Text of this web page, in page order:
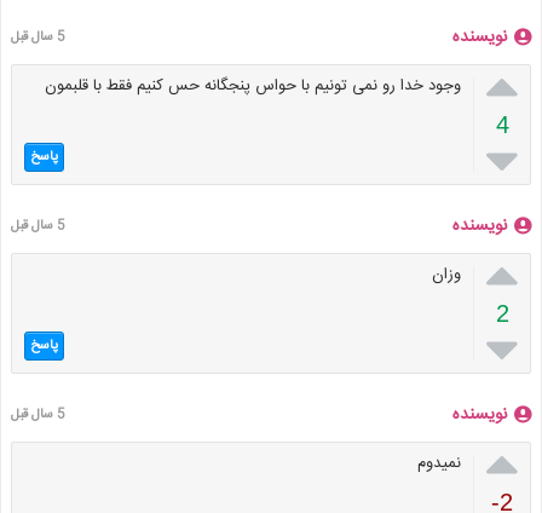
نویسنده 5 سال قبل

4

وجود خدا رو نمی تونیم با حواس پنجگانه حس کنیم فقط با قلبمون
پاسخ
نویسنده 5 سال قبل

2

وزان
پاسخ
نویسنده 5 سال قبل

-2
نمیدوم